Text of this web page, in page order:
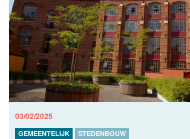
03/02/2025
GEMEENTELIJK STEDENBOUW